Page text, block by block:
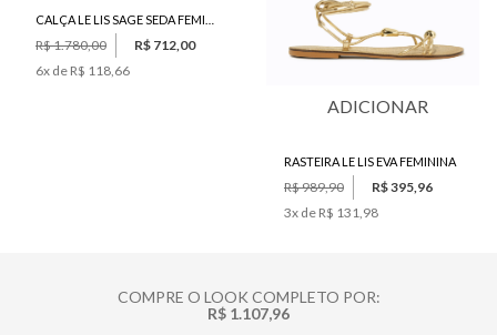
R$ 1.780,00
R$ 712,00
6x de R$ 118,66
ADICIONAR
RASTEIRA LE LIS EVA FEMININA
R$ 989,90
R$ 395,96
3x de R$ 131,98
COMPRE O LOOK COMPLETO POR:
R$ 1.107,96